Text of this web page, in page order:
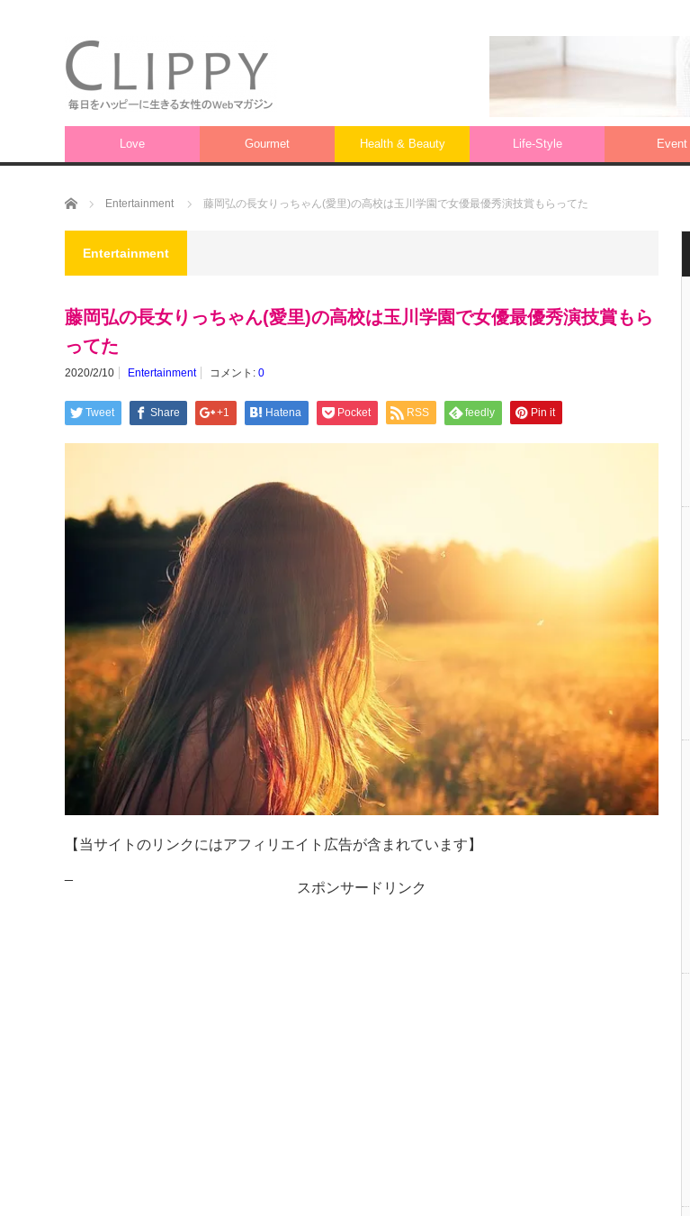
Love Gourmet Health & Beauty Life‐Style Event
ホーム Entertainment 藤岡弘の長女りっちゃん(愛里)の高校は玉川学園で女優最優秀演技賞もらってた
Entertainment
藤岡弘の長女りっちゃん(愛里)の高校は玉川学園で女優最優秀演技賞もら
ってた
2020/2/10 Entertainment コメント: 0
Tweet Share +1 Hatena Pocket RSS feedly Pin it
【当サイトのリンクにはアフィリエイト広告が含まれています】
スポンサードリンク